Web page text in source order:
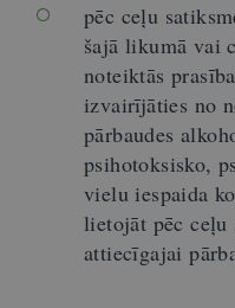
pēc ceļu
šajā likumā vai
noteiktās
izvairījāties no
pārbaudes
psihotoksisko,
vielu iespaida
lietojāt pēc ceļu
attiecīgajai